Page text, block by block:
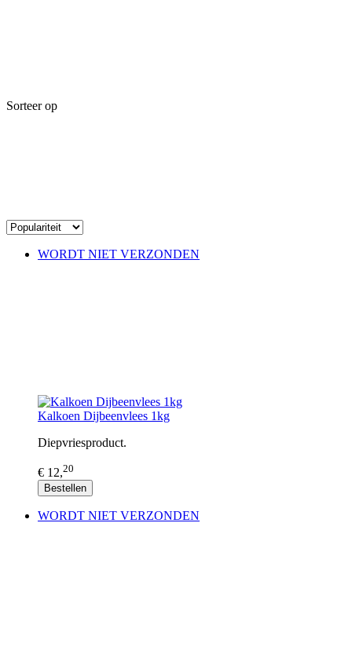
Sorteer op
WORDT NIET VERZONDEN
Kalkoen Dijbeenvlees 1kg
Diepvriesproduct.
€ 12,20
Bestellen
WORDT NIET VERZONDEN